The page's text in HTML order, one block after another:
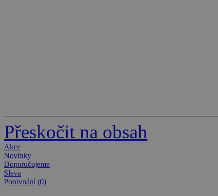
Přeskočit na obsah
Akce
Novinky
Doporučujeme
Sleva
Porovnání (0)